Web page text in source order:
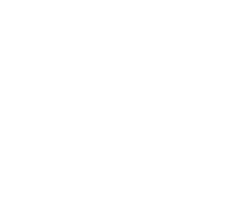
objektiv FE 100-